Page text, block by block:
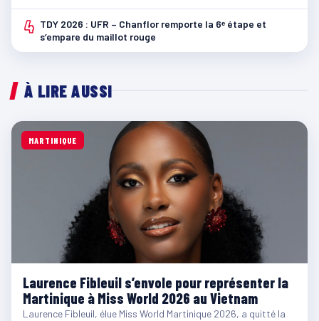
4 TDY 2026 : UFR – Chanflor remporte la 6ᵉ étape et
s’empare du maillot rouge
À LIRE AUSSI
MARTINIQUE
Laurence Fibleuil s’envole pour représenter la
Martinique à Miss World 2026 au Vietnam
Laurence Fibleuil, élue Miss World Martinique 2026, a quitté la